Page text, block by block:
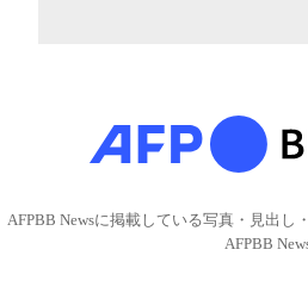
AFPBB Newsに掲載している写真・見出
AFPBB